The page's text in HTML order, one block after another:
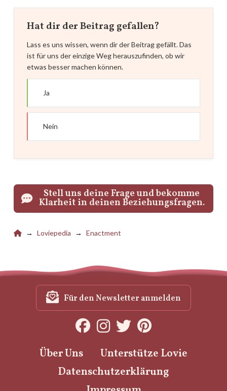
Hat dir der Beitrag gefallen?
Lass es uns wissen, wenn dir der Beitrag gefällt. Das
ist für uns der einzige Weg herauszufinden, ob wir
etwas besser machen können.
Ja
Nein
Stell uns deine Frage und bekomme
Klarheit in deinen Beziehungsfragen.
Lovie
→ Loviepedia → Enactment
Für den Newsletter anmelden
Über Uns
Unterstütze Lovie
Datenschutzerklärung